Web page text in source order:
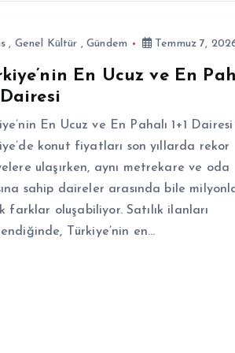
, Genel Kültür ,Gündem Temmuz 7,
En Ucuz ve En
Dairesi
En Ucuz ve En Pahalı 1+1 Dairesi
konut fiyatları son yıllarda rekor
ulaşırken, aynı metrekare ve oda
sahip daireler arasında bile
farklar oluşabiliyor. Satılık ilanları
Türkiye’nin en…